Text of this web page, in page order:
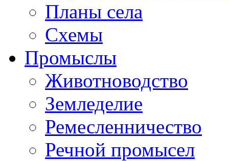
Планы села
Схемы
Промыслы
Животноводство
Земледелие
Ремесленничество
Речной промысел